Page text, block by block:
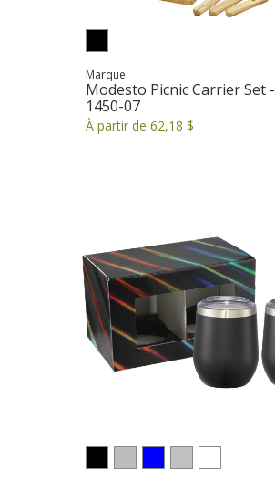
Marque:
Modesto Picnic Carrier Set -
1450-07
À partir de 62,18 $